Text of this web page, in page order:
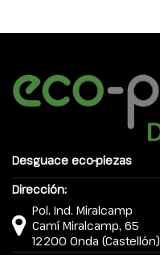
Desguace eco-piezas
Dirección:
Pol. Ind. Miralcamp
Camí Miralcamp, 65
12200 Onda (Castellón)